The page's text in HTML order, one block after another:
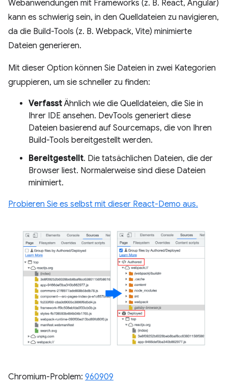
Webanwendungen mit Frameworks (z. B. React, Angular)
kann es schwierig sein, in den Quelldateien zu navigieren,
da die Build-Tools (z. B. Webpack, Vite) minimierte
Dateien generieren.
Mit dieser Option können Sie Dateien in zwei Kategorien
gruppieren, um sie schneller zu finden:
Verfasst Ähnlich wie die Quelldateien, die Sie in
Ihrer IDE ansehen. DevTools generiert diese
Dateien basierend auf Sourcemaps, die von Ihren
Build-Tools bereitgestellt werden.
Bereitgestellt. Die tatsächlichen Dateien, die der
Browser liest. Normalerweise sind diese Dateien
minimiert.
Probieren Sie es selbst mit dieser React-Demo aus.
Chromium-Problem: 960909